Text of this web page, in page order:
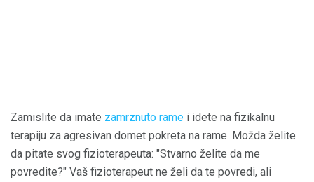
Zamislite da imate zamrznuto rame i idete na fizikalnu
terapiju za agresivan domet pokreta na rame. Možda želite
da pitate svog fizioterapeuta: "Stvarno želite da me
povredite?" Vaš fizioterapeut ne želi da te povredi, ali